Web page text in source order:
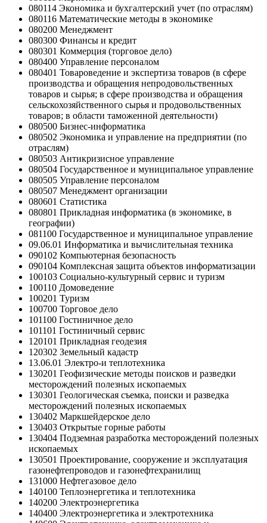
080114 Экономика и бухгалтерский учет (по отраслям)
080116 Математические методы в экономике
080200 Менеджмент
080300 Финансы и кредит
080301 Коммерция (торговое дело)
080400 Управление персоналом
080401 Товароведение и экспертиза товаров (в сфере
производства и обращения непродовольственных
товаров и сырья; в сфере производства и обращения
сельскохозяйственного сырья и продовольственных
товаров; в области таможенной деятельности)
080500 Бизнес-информатика
080502 Экономика и управление на предприятии (по
отраслям)
080503 Антикризисное управление
080504 Государственное и муниципальное управление
080505 Управление персоналом
080507 Менеджмент организации
080601 Статистика
080801 Прикладная информатика (в экономике, в
географии)
081100 Государственное и муниципальное управление
09.06.01 Информатика и вычислительная техника
090102 Компьютерная безопасность
090104 Комплексная защита объектов информатизации
100103 Социально-культурный сервис и туризм
100110 Домоведение
100201 Туризм
100700 Торговое дело
101100 Гостиничное дело
101101 Гостиничный сервис
120101 Прикладная геодезия
120302 Земельный кадастр
13.06.01 Электро-и теплотехника
130201 Геофизические методы поисков и разведки
месторождений полезных ископаемых
130301 Геологическая съемка, поиски и разведка
месторождений полезных ископаемых
130402 Маркшейдерское дело
130403 Открытые горные работы
130404 Подземная разработка месторождений полезных
ископаемых
130501 Проектирование, сооружение и эксплуатация
газонефтепроводов и газонефтехранилищ
131000 Нефтегазовое дело
140100 Теплоэнергетика и теплотехника
140200 Электроэнергетика
140400 Электроэнергетика и электротехника